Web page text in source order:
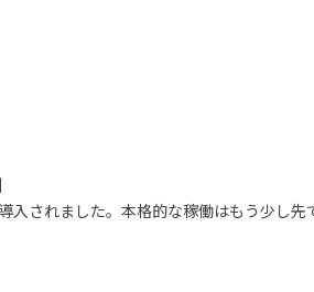
されました。本格的な稼働はもう少し